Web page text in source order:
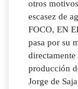
otros
escasez de
FOCO, EN
pasa por su
producción
Jorge de